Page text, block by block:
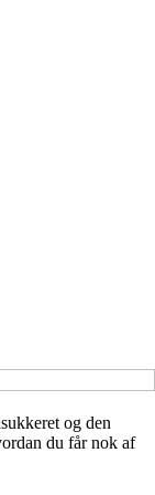
og den
du får nok af